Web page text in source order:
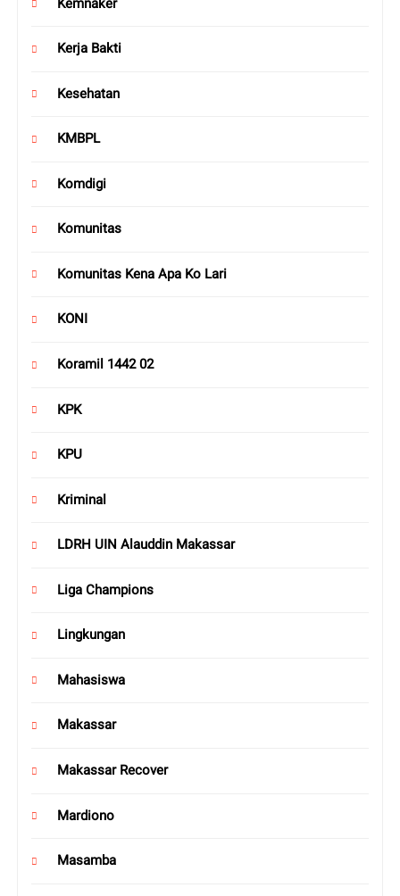
Kemnaker
Kerja Bakti
Kesehatan
KMBPL
Komdigi
Komunitas
Komunitas Kena Apa Ko Lari
KONI
Koramil 1442 02
KPK
KPU
Kriminal
LDRH UIN Alauddin Makassar
Liga Champions
Lingkungan
Mahasiswa
Makassar
Makassar Recover
Mardiono
Masamba